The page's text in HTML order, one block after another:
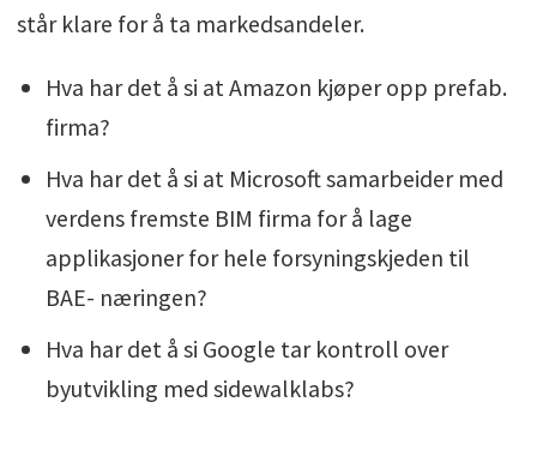
står klare for å ta markedsandeler.
Hva har det å si at Amazon kjøper opp prefab.
firma?
Hva har det å si at Microsoft samarbeider med
verdens fremste BIM firma for å lage
applikasjoner for hele forsyningskjeden til
BAE- næringen?
Hva har det å si Google tar kontroll over
byutvikling med sidewalklabs?